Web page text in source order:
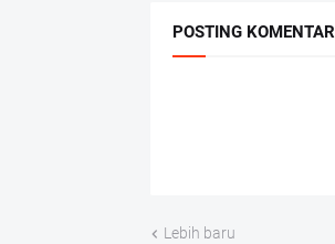
POSTING KOMENTAR
Lebih baru